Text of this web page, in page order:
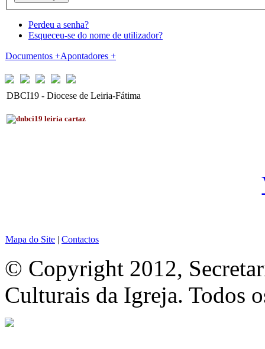
Perdeu a senha?
Esqueceu-se do nome de utilizador?
Documentos +Apontadores +
DBCI19 - Diocese de Leiria-Fátima
Mapa do Site | Contactos
© Copyright 2012,
Culturais da Igreja. Todos